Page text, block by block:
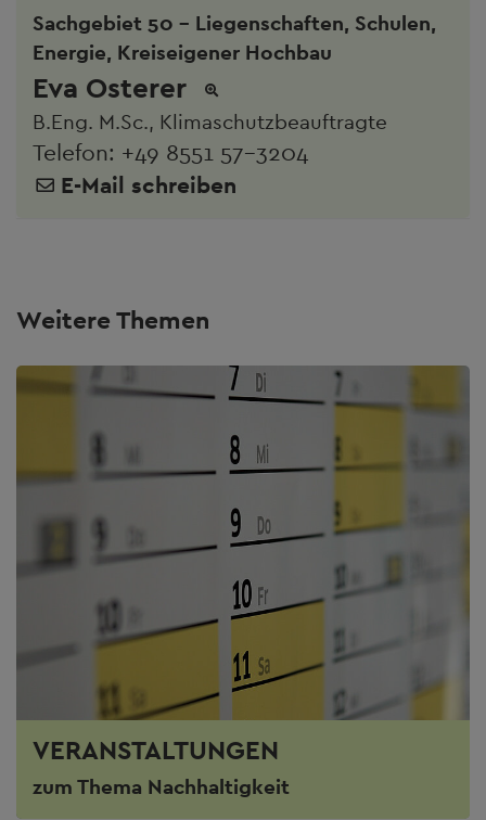
Sachgebiet 50 - Liegenschaften, Schulen,
Energie, Kreiseigener Hochbau
Eva Osterer
B.Eng. M.Sc., Klimaschutzbeauftragte
Telefon: +49 8551 57-3204
E-Mail schreiben
Weitere Themen
VERANSTALTUNGEN
zum Thema Nachhaltigkeit